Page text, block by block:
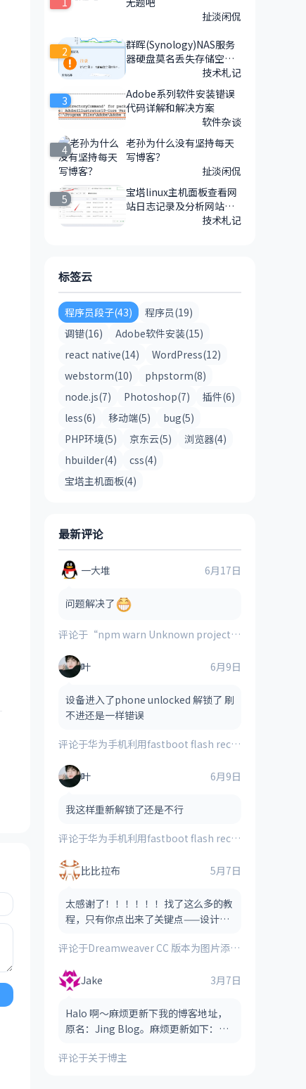
扯淡闲侃
2
群晖(Synology)NAS服务
器硬盘莫名丢失存储空间
技术札记
3
Adobe系列软件安装错误
代码详解和解决方案
软件杂谈
4
老孙为什么没有坚持每天
写博客？
扯淡闲侃
5
宝塔linux主机面板查看网
站日志记录及分析网站日
技术札记
标签云
程序员段子(43)
程序员(19)
调错(16)
Adobe软件安装(15)
react native(14)
WordPress(12)
webstorm(10)
phpstorm(8)
node.js(7)
Photoshop(7)
插件(6)
less(6)
移动端(5)
bug(5)
PHP环境(5)
京东云(5)
浏览器(4)
hbuilder(4)
css(4)
宝塔主机面板(4)
最新评论
一大堆 6月17日
问题解决了
评论于 “npm warn Unknown project config “electron_mirror”. This will stop working in the next major version of npm”的解决方案
叶 6月9日
设备进入了phone unlocked 解锁了 刷
不进还是一样错误
评论于华为手机利用fastboot flash recovery_ramdisk **.img刷入的第三方recovery时提示“FAILED(remote:image verification error)”的解决方法
叶 6月9日
我这样重新解锁了还是不行
评论于华为手机利用fastboot flash recovery_ramdisk **.img刷入的第三方recovery时提示“FAILED(remote:image verification error)”的解决方法
比比拉布 5月7日
太感谢了！！！！！！找了这么多的教
程，只有你点出来了关键点——设计视
评论于Dreamweaver CC 版本为图片添加图像热点（图像地图）的方法
Jake 3月7日
Halo 啊～麻烦更新下我的博客地址，
原名：Jing Blog。麻烦更新如下：
留，看哪个风格适合） 网址：htt
评论于关于博主